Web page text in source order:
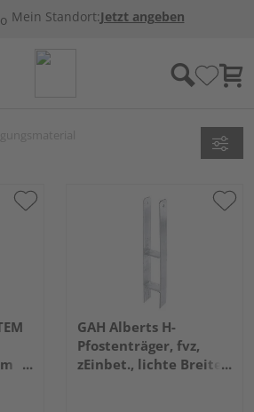
Mein Standort:Jetzt angeben
GAH Alberts H-
Pfostenträger, fvz,
zEinbet., lichte Breite